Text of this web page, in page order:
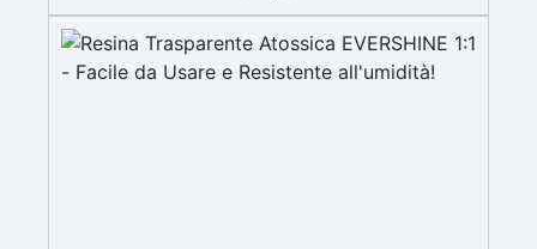
in 12-24h garantendo una superficie lucida e
brillante